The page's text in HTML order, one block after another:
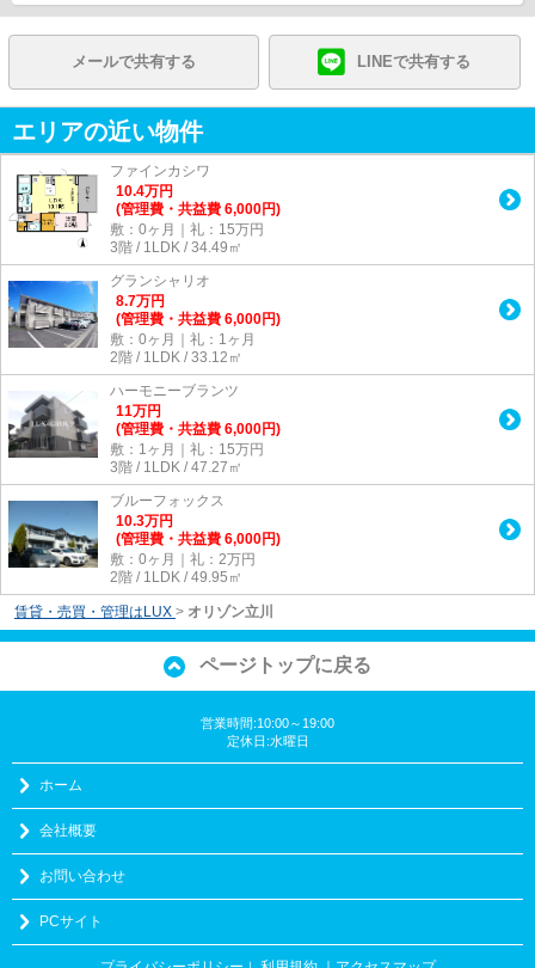
メールで共有する LINEで共有する
エリアの近い物件
ファインカシワ
10.4万円
(管理費・共益費 6,000円)
敷：0ヶ月｜礼：15万円
3階 / 1LDK / 34.49㎡
グランシャリオ
8.7万円
(管理費・共益費 6,000円)
敷：0ヶ月｜礼：1ヶ月
2階 / 1LDK / 33.12㎡
ハーモニーブランツ
11万円
(管理費・共益費 6,000円)
敷：1ヶ月｜礼：15万円
3階 / 1LDK / 47.27㎡
ブルーフォックス
10.3万円
(管理費・共益費 6,000円)
敷：0ヶ月｜礼：2万円
2階 / 1LDK / 49.95㎡
賃貸・売買・管理はLUX > オリゾン立川
ページトップに戻る
営業時間:10:00～19:00
定休日:水曜日
ホーム
会社概要
お問い合わせ
PCサイト